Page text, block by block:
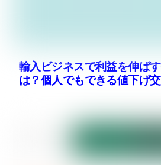
輸入ビジネスで利益を伸ば
は？個人でもできる値下げ